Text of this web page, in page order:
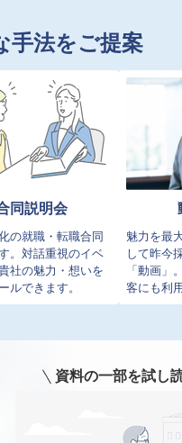
手法をご提案
同説明会
の就職・転職合同
。対話重視のイベ
社の魅力・想いを
ルできます。
魅力を最
して昨今
「動画」
客にも利
資料の一部を試し